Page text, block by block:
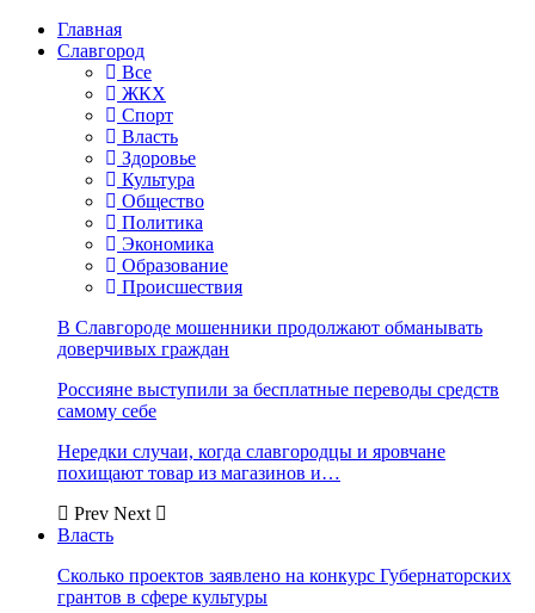
Главная
Славгород
Все
ЖКХ
Спорт
Власть
Здоровье
Культура
Общество
Политика
Экономика
Образование
Происшествия
В Славгороде мошенники продолжают обманывать
доверчивых граждан
Россияне выступили за бесплатные переводы средств
самому себе
Нередки случаи, когда славгородцы и яровчане
похищают товар из магазинов и…
Prev Next
Власть
Сколько проектов заявлено на конкурс Губернаторских
грантов в сфере культуры